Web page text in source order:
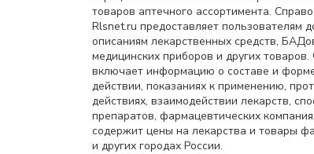
товаров аптечного ассортимента.
Rlsnet.ru предоставляет пользователям
описаниям лекарственных средств,
медицинских приборов и других
включает информацию о составе и
действии, показаниях к применению,
действиях, взаимодействии лекарств,
препаратов, фармацевтических
содержит цены на лекарства и товары
и других городах России.